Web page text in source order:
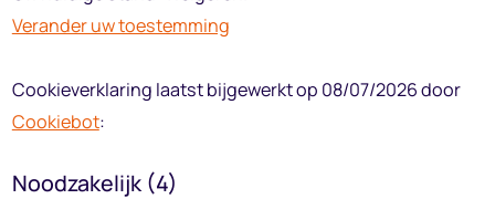
Verander uw toestemming
Cookieverklaring laatst bijgewerkt op 08/07/2026 door
Cookiebot:
Noodzakelijk (4)